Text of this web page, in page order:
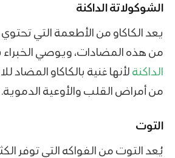
الشوكولاتة الداكنة
يعد الكاكاو من الأطعمة التي
من هذه المضادات، ويوصي الخبراء
الداكنة لأنها غنية بالكاكاو المضاد
من أمراض القلب والأوعية الدموية.
التوت
يُعد التوت من الفواكه التي توفر